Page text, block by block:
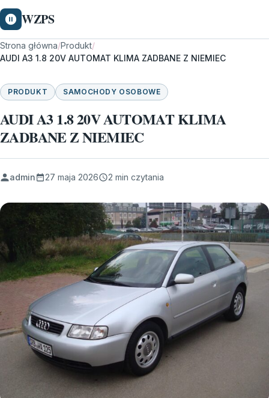
WZPS
Strona główna/Produkt/
AUDI A3 1.8 20V AUTOMAT KLIMA ZADBANE Z NIEMIEC
PRODUKT SAMOCHODY OSOBOWE
AUDI A3 1.8 20V AUTOMAT KLIMA
ZADBANE Z NIEMIEC
admin 27 maja 2026 2 min czytania